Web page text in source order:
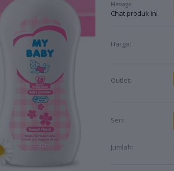
Message:
Chat produk ini
Harga:
Outlet:
Seri:
Jumlah: